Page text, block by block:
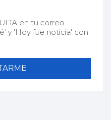
en tu correo
y 'Hoy fue noticia' con